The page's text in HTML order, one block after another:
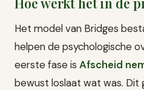
Het model van Bridges
helpen de psychologische
eerste fase is Afscheid
bewust loslaat wat was. Dit